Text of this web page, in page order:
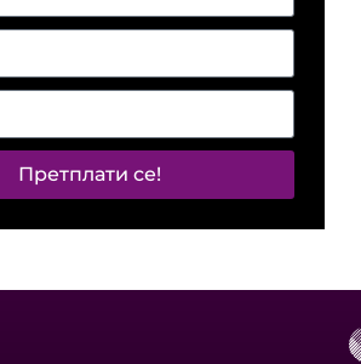
Претплати се!